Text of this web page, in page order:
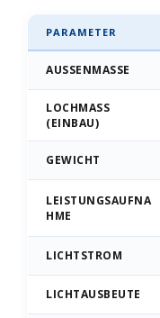
PARAMETER
AUSSENMASSE
LOCHMASS (
EINBAU)
GEWICHT
LEISTUNGSAUFNA
HME
LICHTSTROM
LICHTAUSBEUTE